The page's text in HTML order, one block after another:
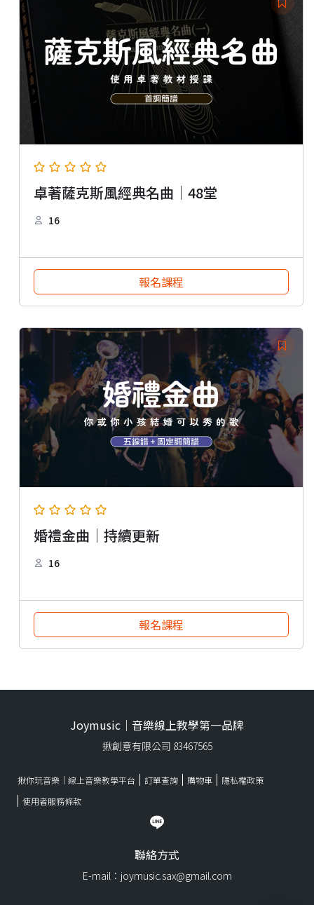
卓著薩克斯風經典名曲｜48堂
16
報名課程
婚禮金曲｜持續更新
16
報名課程
Joymusic｜音樂線上教學第一品牌
揪創意有限公司 83467565
揪你玩音樂｜線上音樂教學平台 訂單查詢 購物車
隱私權政策
使用者服務條款
聯絡方式
E-mail：joymusic.sax@gmail.com